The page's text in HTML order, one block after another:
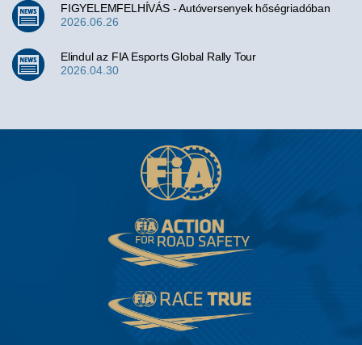
FIGYELEMFELHÍVÁS - Autóversenyek hőségriadóban
2026.06.26
Elindul az FIA Esports Global Rally Tour
2026.04.30